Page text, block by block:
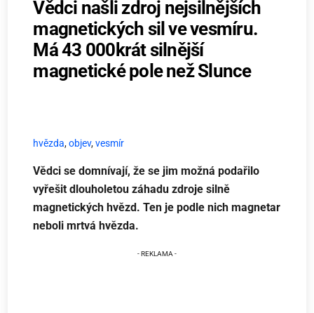
Vědci našli zdroj nejsilnějších
magnetických sil ve vesmíru.
Má 43 000krát silnější
magnetické pole než Slunce
hvězda,objev,vesmír
Vědci se domnívají, že se jim možná podařilo
vyřešit dlouholetou záhadu zdroje silně
magnetických hvězd. Ten je podle nich magnetar
neboli mrtvá hvězda.